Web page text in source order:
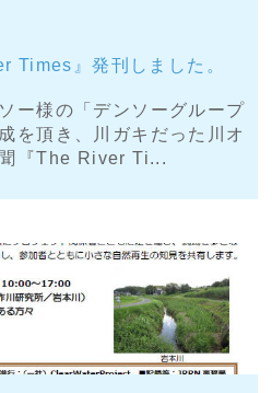
Times』発刊しました。
ー様の「デンソーグループ
を頂き、川ガキだった川オ
『The River Ti...